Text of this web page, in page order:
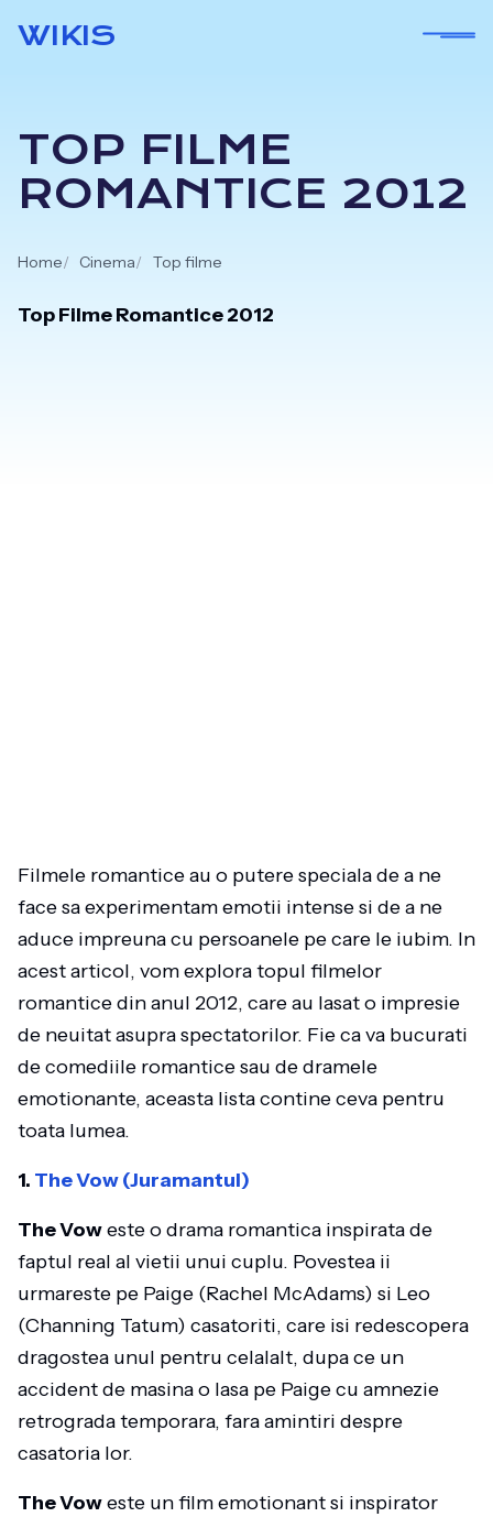
WIKIS
TOP FILME
ROMANTICE 2012
Home Cinema Top filme
Top Filme Romantice 2012
Filmele romantice au o putere speciala de a ne
face sa experimentam emotii intense si de a ne
aduce impreuna cu persoanele pe care le iubim. In
acest articol, vom explora topul filmelor
romantice din anul 2012, care au lasat o impresie
de neuitat asupra spectatorilor. Fie ca va bucurati
de comediile romantice sau de dramele
emotionante, aceasta lista contine ceva pentru
toata lumea.
1. The Vow (Juramantul)
The Voweste o drama romantica inspirata de
faptul real al vietii unui cuplu. Povestea ii
urmareste pe Paige (Rachel McAdams) si Leo
(Channing Tatum) casatoriti, care isi redescopera
dragostea unul pentru celalalt, dupa ce un
accident de masina o lasa pe Paige cu amnezie
retrograda temporara, fara amintiri despre
casatoria lor.
The Voweste un film emotionant si inspirator